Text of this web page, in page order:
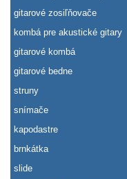
gitarové zosiľňovače
kombá pre akustické gitary
gitarové kombá
gitarové bedne
struny
snímače
kapodastre
brnkátka
slide